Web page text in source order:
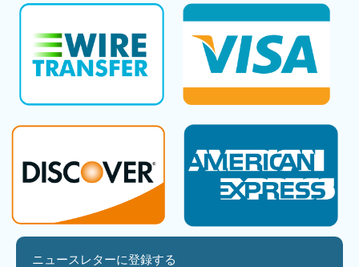
ニュースレターに登録する